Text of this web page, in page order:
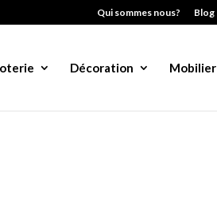
Qui sommes nous? Blog
Décoration Mobilier